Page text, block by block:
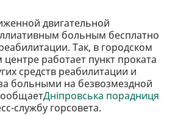
двигательной
больным бесплатно
Так, в городском
работает пункт проката
средств реабилитации и
больными на безвозмездной
Дніпровська порадниця
службу горсовета.